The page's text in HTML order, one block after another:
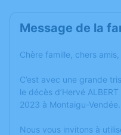
Message de la
Chère famille, chers amis,
C’est avec une grande
le décès d’Hervé
2023 à Montaigu-Vendée.
Nous vous invitons à